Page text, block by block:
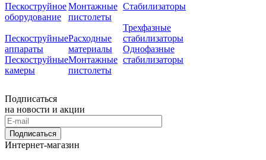
Пескоструйное
оборудование
Пескоструйные
аппараты
Пескоструйные
камеры
Монтажные
пистолеты
Расходные
материалы
Монтажные
пистолеты
Стабилизаторы
Трехфазные
стабилизаторы
Однофазные
стабилизаторы
Подписаться
на новости и акции
Подписаться
Интернет-магазин